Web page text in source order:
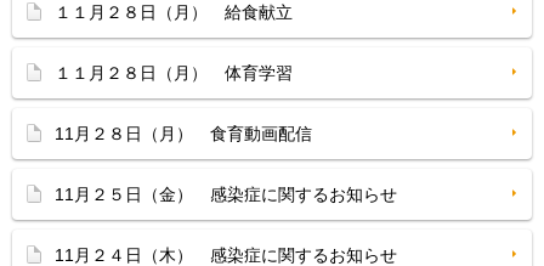
１１月２８日（月） 給食献立
１１月２８日（月） 体育学習
11月２８日（月） 食育動画配信
11月２５日（金） 感染症に関するお知らせ
11月２４日（木） 感染症に関するお知らせ